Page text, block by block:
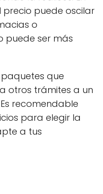
puede oscilar
o
puede ser más
que
otros trámites a un
recomendable
para elegir la
a tus